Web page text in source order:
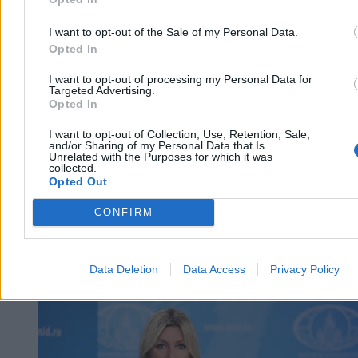
I want to opt-out of the Sale of my Personal Data.
Opted In
I want to opt-out of processing my Personal Data for
Targeted Advertising.
Opted In
I want to opt-out of Collection, Use, Retention, Sale,
and/or Sharing of my Personal Data that Is
Unrelated with the Purposes for which it was
collected.
Opted Out
CONFIRM
Data Deletion Data Access Privacy Policy
Wczoraj 19:27
Reklama